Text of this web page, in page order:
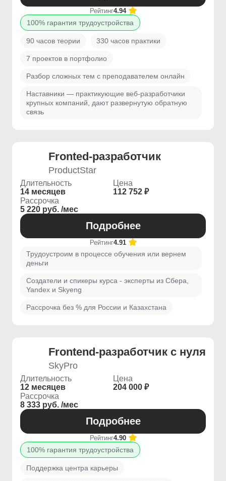
Рейтинг4.94
100% гарантия трудоустройства
90 часов теории 330 часов практики
7 проектов в портфолио
Разбор сложных тем с преподавателем онлайн
Наставники — практикующие веб-разработчики
крупных компаний, дают развернутую обратную
связь
Fronted-разработчик
ProductStar
Длительность
14 месяцев
Цена
112 752 ₽
Рассрочка
5 220 руб. /мес
Подробнее
Рейтинг4.91
Трудоустроим в процессе обучения или вернем
деньги
Создатели и спикеры курса - эксперты из Сбера,
Yandex и Skyeng
Рассрочка без % для России и Казахстана
Frontend-разработчик с нуля
SkyPro
Длительность
12 месяцев
Цена
204 000 ₽
Рассрочка
8 333 руб. /мес
Подробнее
Рейтинг4.90
100% гарантия трудоустройства
Поддержка центра карьеры